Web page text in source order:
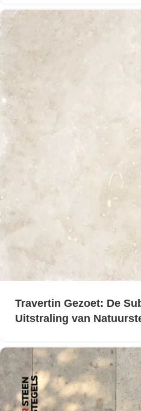
Travertin Gezoet: De
Uitstraling van